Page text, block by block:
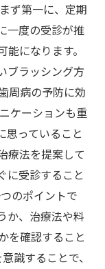
ず第一に、定期
一度の受診が推
になります。
ブラッシング方
周病の予防に効
ケーションも重
思っていること
療法を提案して
に受診すること
のポイントで
か、治療法や料
を確認すること
識することで、